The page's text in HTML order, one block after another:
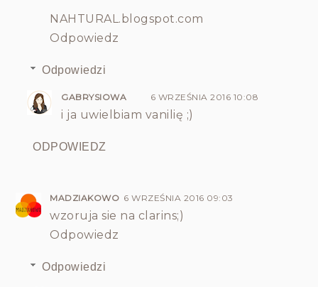
NAHTURAL.blogspot.com
Odpowiedz
Odpowiedzi
GABRYSIOWA 6 WRZEŚNIA 2016 10:08
i ja uwielbiam vanilię ;)
ODPOWIEDZ
MADZIAKOWO 6 WRZEŚNIA 2016 09:03
wzoruja sie na clarins;)
Odpowiedz
Odpowiedzi